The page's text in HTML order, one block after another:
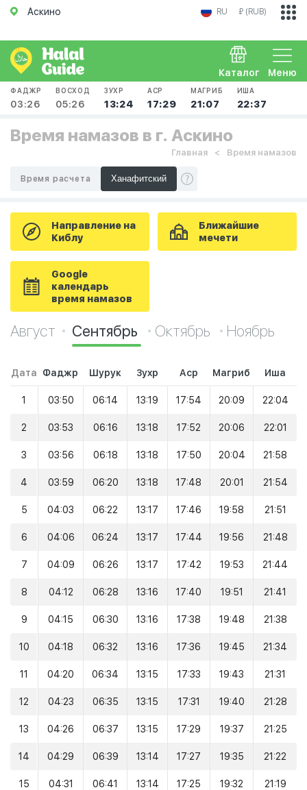
Аскино RU ₽ (RUB)
Меню
Каталог
ФАДЖР
03:26
ВОСХОД
05:26
ЗУХР
13:24
АСР
17:29
МАГРИБ
21:07
ИША
22:37
Время намазов в г. Аскино
Главная Время намазов
Время расчета
Направление на
Киблу
Ближайшие
мечети
Google
календарь
время намазов
Август Сентябрь Октябрь Ноябрь
Дата Фаджр Шурук Зухр Аср Магриб Иша
1 03:50 06:14 13:19 17:54 20:09 22:04
2 03:53 06:16 13:18 17:52 20:06 22:01
3 03:56 06:18 13:18 17:50 20:04 21:58
4 03:59 06:20 13:18 17:48 20:01 21:54
5 04:03 06:22 13:17 17:46 19:58 21:51
6 04:06 06:24 13:17 17:44 19:56 21:48
7 04:09 06:26 13:17 17:42 19:53 21:44
8 04:12 06:28 13:16 17:40 19:51 21:41
9 04:15 06:30 13:16 17:38 19:48 21:38
10 04:18 06:32 13:16 17:36 19:45 21:34
11 04:20 06:34 13:15 17:33 19:43 21:31
12 04:23 06:35 13:15 17:31 19:40 21:28
13 04:26 06:37 13:15 17:29 19:37 21:25
14 04:29 06:39 13:14 17:27 19:35 21:22
15 04:31 06:41 13:14 17:25 19:32 21:19